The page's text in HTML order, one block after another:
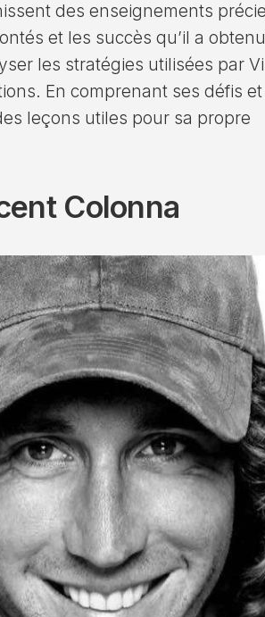
des enseignements
et les succès qu’il a
les stratégies utilisées par
En comprenant ses défis et
leçons utiles pour sa propre
Colonna